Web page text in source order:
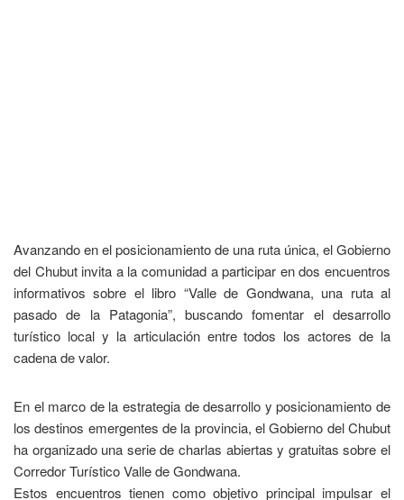
Avanzando en el posicionamiento de una ruta única, el Gobierno
del Chubut invita a la comunidad a participar en dos encuentros
informativos sobre el libro “Valle de Gondwana, una ruta al
pasado de la Patagonia”, buscando fomentar el desarrollo
turístico local y la articulación entre todos los actores de la
cadena de valor.
En el marco de la estrategia de desarrollo y posicionamiento de
los destinos emergentes de la provincia, el Gobierno del Chubut
ha organizado una serie de charlas abiertas y gratuitas sobre el
Corredor Turístico Valle de Gondwana.
​Estos encuentros tienen como objetivo principal impulsar el